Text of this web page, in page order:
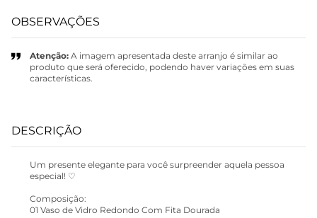
OBSERVAÇÕES
Atenção: A imagem apresentada deste arranjo é similar ao
produto que será oferecido, podendo haver variações em suas
características.
DESCRIÇÃO
Um presente elegante para você surpreender aquela pessoa
especial! ♡
Composição:
01 Vaso de Vidro Redondo Com Fita Dourada